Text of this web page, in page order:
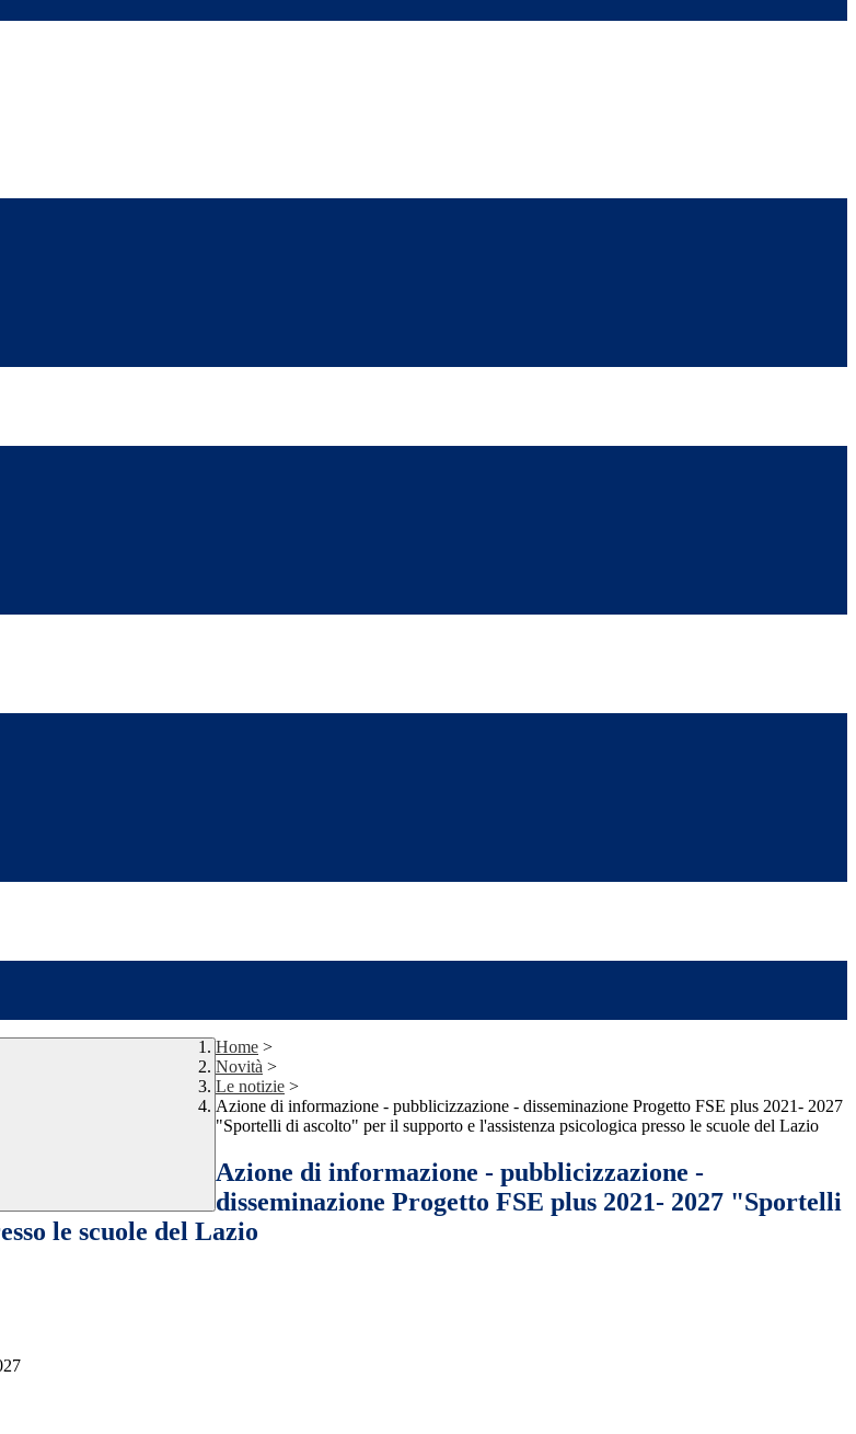
Home >
Novità >
Le notizie >
Azione di informazione - pubblicizzazione - disseminazione Progetto FSE plus 2021- 2027
"Sportelli di ascolto" per il supporto e l'assistenza psicologica presso le scuole del Lazio
Azione di informazione - pubblicizzazione -
disseminazione Progetto FSE plus 2021- 2027 "Sportelli
le scuole del Lazio